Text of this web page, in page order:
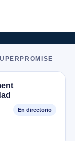
En directorio